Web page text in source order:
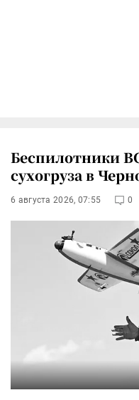
Беспилотники
сухогруза в
6 августа 2026, 07:55 0